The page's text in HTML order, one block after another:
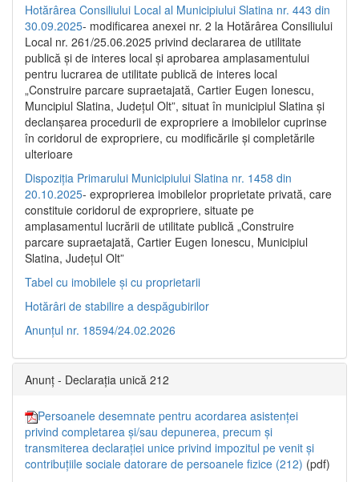
Hotărârea Consiliului Local al Municipiului Slatina nr. 443 din
30.09.2025- modificarea anexei nr. 2 la Hotărârea Consiliului
Local nr. 261/25.06.2025 privind declararea de utilitate
publică şi de interes local şi aprobarea amplasamentului
pentru lucrarea de utilitate publică de interes local
„Construire parcare supraetajată, Cartier Eugen Ionescu,
Muncipiul Slatina, Judeţul Olt”, situat în municipiul Slatina şi
declanşarea procedurii de expropriere a imobilelor cuprinse
în coridorul de expropriere, cu modificările şi completările
ulterioare
Dispoziția Primarului Municipiului Slatina nr. 1458 din
20.10.2025- exproprierea imobilelor proprietate privată, care
constituie coridorul de expropriere, situate pe
amplasamentul lucrării de utilitate publică „Construire
parcare supraetajată, Cartier Eugen Ionescu, Municipiul
Slatina, Județul Olt”
Tabel cu imobilele și cu proprietarii
Hotărâri de stabilire a despăgubirilor
Anunțul nr. 18594/24.02.2026
Anunț - Declarația unică 212
Persoanele desemnate pentru acordarea asistenței
privind completarea și/sau depunerea, precum și
transmiterea declarației unice privind impozitul pe venit și
contribuțiile sociale datorare de persoanele fizice (212) (pdf)